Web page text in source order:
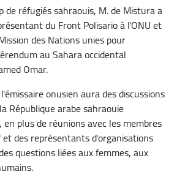
de réfugiés sahraouis, M. de Mistura a
du Front Polisario à l'ONU et
des Nations unies pour
au Sahara occidental
Omar.
onusien aura des discussions
République arabe sahraouie
en plus de réunions avec les membres
des représentants d'organisations
questions liées aux femmes, aux